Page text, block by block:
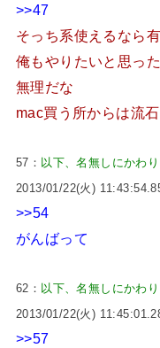
>>47
そっち系使えるなら
俺もやりたいと思っ
無理だな
mac買う所からは流
57： 以下、名無しにかわ
2013/01/22(火)
>>54
がんばって
62： 以下、名無しにかわ
2013/01/22(火)
>>57